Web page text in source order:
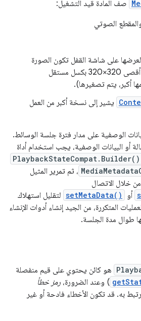
صف المادة قيد التشغيل:
والمقطع الصوتي
على شاشة القفل تكون الصورة
صورة نقطية بحجم أقصى 320×320 بكسل مستقل
أكبر، يتم تصغيرها).
يشير إلى نسخة أكبر من العمل
الوصفية على مدار فترة جلسة الوسائط.
أو البيانات الوصفية، يجب استخدام أداة
PlaybackStateCompat.Builder()
، ثم تمرير المثيل
خلال الاتصال
أو setMetaData() لتقليل استهلاك
المتكررة، من الجيد إنشاء أدوات الإنشاء
طوال مدة الجلسة.
هو كائن يحتوي على قيم منفصلة
) وعند الضرورة، رمز خطأ
به. قد تكون الأخطاء فادحة أو غير